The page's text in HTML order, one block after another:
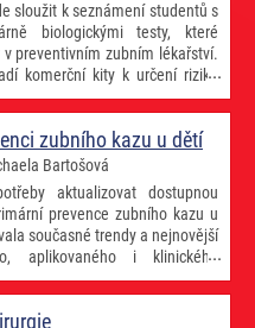
sloužit k seznámení studentů s
biologickými testy, které
preventivním zubním lékařství.
komerční kity k určení rizika
a parodontopatií. Principem
pro bakteriální 16SrRNA
orálních bakterií. Studenti si
plaku a sulkulární tekutiny,
laboratorní analýza několika
kariogenní bakterie. Ve
vysvětleno několik vzorových
aby je dokázali sami
nález bude doplněn o
zubního kazu u dětí
Bartošová
aktualizovat dostupnou
prevence zubního kazu u
současné trendy a nejnovější
aplikovaného i klinického
a prevence zubního
našeho týmu v této oblasti,
publikací, jsme do skript